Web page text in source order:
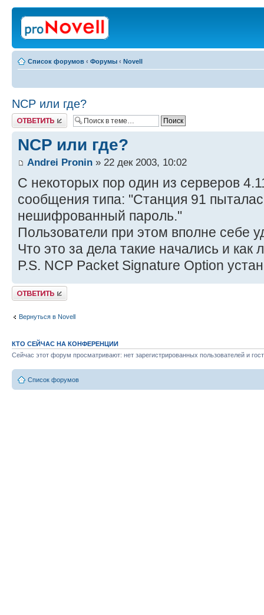
Список форумов ‹ Форумы ‹ Novell
NCP или где?
Ответить
NCP или где?
Andrei Pronin » 22 дек 2003, 10:02
С некоторых пор один из серверов
сообщения типа: "Станция 91
нешифрованный пароль."
Пользователи при этом вполне себе
Что это за дела такие начались и как
P.S. NCP Packet Signature Option
Ответить
Вернуться в Novell
КТО СЕЙЧАС НА КОНФЕРЕНЦИИ
Сейчас этот форум просматривают: нет зарегистрированных пользователей и
Список форумов